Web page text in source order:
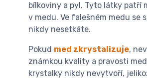
bílkoviny a pyl. Tyto látky patří
v medu. Ve falešném medu se
nikdy nesetkáte.
Pokud med zkrystalizuje,
známkou kvality a pravosti
krystalky nikdy nevytvoří,